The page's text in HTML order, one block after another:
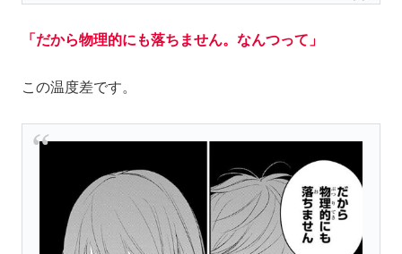
「だから物理的にも落ちません。なんつって」
この温度差です。